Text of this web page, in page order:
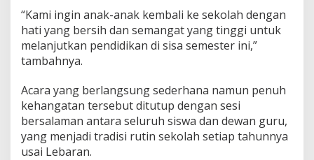
“Kami ingin anak-anak kembali ke sekolah dengan
hati yang bersih dan semangat yang tinggi untuk
melanjutkan pendidikan di sisa semester ini,”
tambahnya.
Acara yang berlangsung sederhana namun penuh
kehangatan tersebut ditutup dengan sesi
bersalaman antara seluruh siswa dan dewan guru,
yang menjadi tradisi rutin sekolah setiap tahunnya
usai Lebaran.